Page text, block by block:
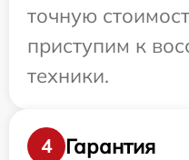
точную
приступим к
техники.
4
Гарантия